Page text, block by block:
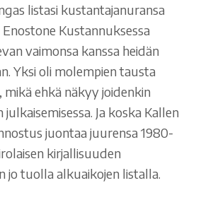
listasi kustantajanuransa
Kustannuksessa
vaimonsa kanssa heidän
Yksi oli molempien tausta
mikä ehkä näkyy joidenkin
julkaisemisessa. Ja koska Kallen
juontaa juurensa 1980-
kirjallisuuden
jo tuolla alkuaikojen listalla.